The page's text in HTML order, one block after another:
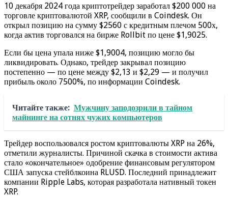
10 декабря 2024 года криптотрейдер заработал $200 000 на
торговле криптовалютой XRP, сообщили в Coindesk. Он
открыл позицию на сумму $2560 с кредитным плечом 500х,
когда актив торговался на бирже Rollbit по цене $1,9025.
Если бы цена упала ниже $1,9004, позицию могло бы
ликвидировать. Однако, трейдер закрывал позицию
постепенно — по цене между $2,13 и $2,29 — и получил
прибыль около 7500%, по информации Coindesk.
Читайте также: Мужчину заподозрили в тайном
майнинге на сотнях чужих компьютеров
Трейдер воспользовался ростом криптовалюты XRP на 26%,
отметили журналисты. Причиной скачка в стоимости актива
стало «окончательное» одобрение финансовым регулятором
США запуска стейблкоина RLUSD. Последний принадлежит
компании Ripple Labs, которая разработала нативный токен
XRP.